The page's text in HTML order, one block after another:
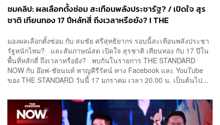
ชมคลิป: ผลเลือกตั้งซ่อม สะเทือนพลังประชารัฐ? / เปิดใจ สุร
ชาติ เทียนทอง 17 ปีหลักสี่ ถึงเวลาหรือยัง? I THE
มองผลเลือกตั้งซ่อม กับ สมชัย ศรีสุทธิยากร รอบนี้สะเทือนพลังประชา
รัฐหนักไหม? และสัมภาษณ์สด เปิดใจ สุรชาติ เทียนทอง กับ 17 ปีใน
พื้นที่หลักสี่ ถึงเวลาหรือยัง? พบกันในรายการ THE STANDARD
NOW กับ อ๊อฟ-ชัยนนท์ หาญคีรีรัตน์ ทาง Facebook และ YouTube
ของ THE STANDARD วันนี้ 17 มกราคม เวลา 20.00 น. เป็นต้นไป...